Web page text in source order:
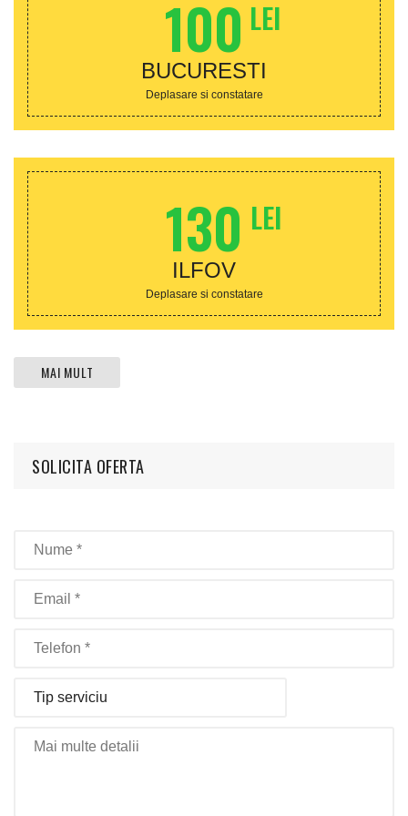
LEI
100
BUCURESTI
Deplasare si constatare
LEI
130
ILFOV
Deplasare si constatare
MAI MULT
SOLICITA OFERTA